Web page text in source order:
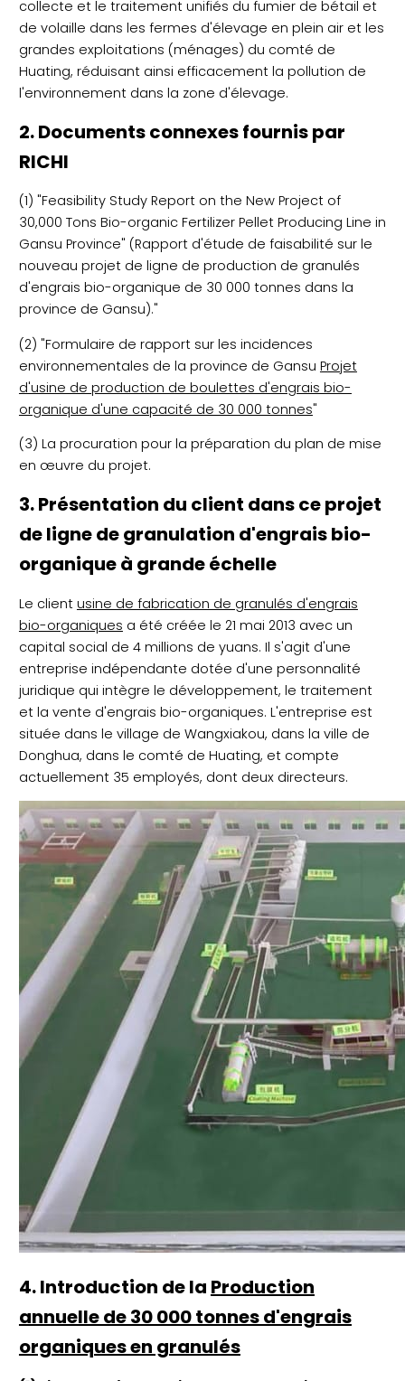
collecte et le traitement unifiés du fumier de bétail et
de volaille dans les fermes d'élevage en plein air et les
grandes exploitations (ménages) du comté de
Huating, réduisant ainsi efficacement la pollution de
l'environnement dans la zone d'élevage.
2. Documents connexes fournis par
RICHI
(1) "Feasibility Study Report on the New Project of
30,000 Tons Bio-organic Fertilizer Pellet Producing Line in
Gansu Province" (Rapport d'étude de faisabilité sur le
nouveau projet de ligne de production de granulés
d'engrais bio-organique de 30 000 tonnes dans la
province de Gansu)."
(2) "Formulaire de rapport sur les incidences
environnementales de la province de Gansu Projet
d'usine de production de boulettes d'engrais bio-
organique d'une capacité de 30 000 tonnes"
(3) La procuration pour la préparation du plan de mise
en œuvre du projet.
3. Présentation du client dans ce projet
de ligne de granulation d'engrais bio-
organique à grande échelle
Le client usine de fabrication de granulés d'engrais
bio-organiques a été créée le 21 mai 2013 avec un
capital social de 4 millions de yuans. Il s'agit d'une
entreprise indépendante dotée d'une personnalité
juridique qui intègre le développement, le traitement
et la vente d'engrais bio-organiques. L'entreprise est
située dans le village de Wangxiakou, dans la ville de
Donghua, dans le comté de Huating, et compte
actuellement 35 employés, dont deux directeurs.
4. Introduction de la Production
annuelle de 30 000 tonnes d'engrais
organiques en granulés